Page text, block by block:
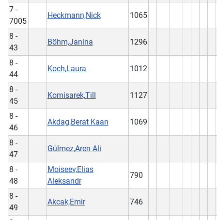
7 -
7005
Heckmann,Nick 1065
8 -
43
Böhm,Janina 1296
8 -
44
Koch,Laura 1012
8 -
45
Komisarek,Till 1127
8 -
46
Akdag,Berat Kaan 1069
8 -
47
Gülmez,Aren Ali
8 -
48
Moiseev,Elias
Aleksandr
790
8 -
49
Akcak,Emir 746